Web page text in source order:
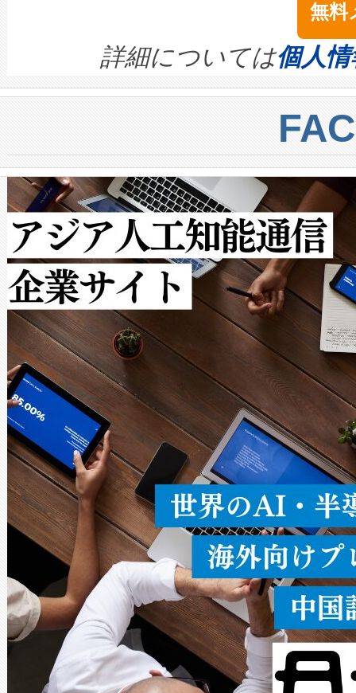
きます。この効率性は、フェ
ます。 Voltaiq provides a
quality and reliability for AI
BESS stack to ensure battery
centers. Voltaiqは、ai&のAI
からシステム統合、試運転、
クルの各段階のデータを監視
[…]
イズの小径化を実現すること
す。ノーマルモードでは、
ートル先まで検出でき、これ
トに対して約600メートルに
では、反射率10％のターゲッ
で向上し、最大検知距離は
ットだけで最大1キロメート
ルの変電所周囲を監視でき、
作業と点群処理を簡素化でき
Avia 2は、2種類のFOVオプシ
× 80°のノーマルモード、長
ードを切り替えて使用するこ
ることなく、単一のデバイス
うにします。遠距離まで届く
密度なスキャ […]
無料
詳細については個人